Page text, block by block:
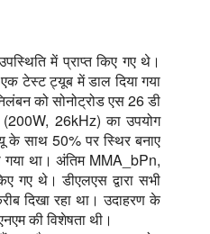
में प्राप्त किए गए थे।
एक टेस्ट ट्यूब में डाल दिया गया
को सोनोट्रोड एस 26 डी
(200W, 26kHz) का उपयोग
के साथ 50% पर स्थिर बनाए
गया था। अंतिम MMA_bPn,
थे। डीएलएस द्वारा सभी
दिखा रहा था। उदाहरण के
की विशेषता थी।